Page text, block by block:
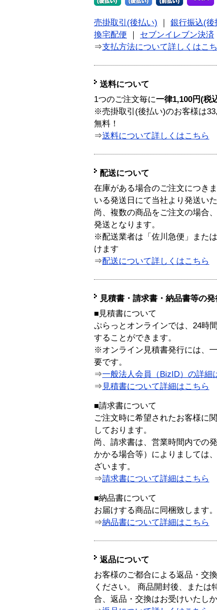
売掛取引(後払い)
銀行振込(後
換宅配便
セブンイレブン決済
⇒支払方法について詳しくはこ
送料について
1つのご注文毎に一律1,100円(税
※売掛取引(後払い)のお客様は
無料！
⇒送料について詳しくはこちら
配送について
在庫がある場合のご注文につき
いる発送日にて当社より発送い
尚、複数の商品をご注文の場合
発送となります。
※配送業者は「佐川急便」また
けます
⇒配送について詳しくはこちら
見積書・請求書・納品書等の
■見積書について
ぷらっとオンラインでは、24時
することができます。
※オンライン見積書発行には、
要です。
⇒一般法人会員（BizID）の詳細
⇒ 見積書について詳細はこちら
■請求書について
ご注文時に希望されたお客様に
しております。
尚、請求書は、営業時間内での
かかる場合等）によりましては
ざいます。
⇒請求書について詳細はこちら
■納品書について
お届けする商品に同梱致します。
⇒納品書について詳細はこちら
返品について
お客様のご都合による返品・交
ください。 商品開封後、または
合、返品・交換はお受けいたし